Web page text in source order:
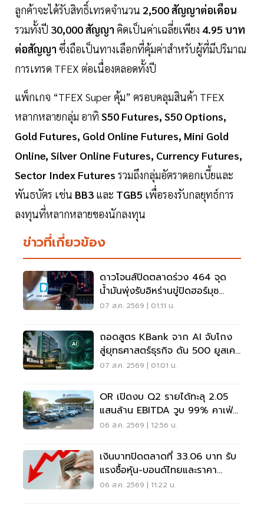
ลูกค้าจะได้รับสิทธิ์เทรดจำนวน 2,500 สัญญาต่อเดือน
รวมทั้งปี 30,000 สัญญา คิดเป็นค่าเฉลี่ยเพียง 4.95 บาท
ต่อสัญญา ซึ่งถือเป็นทางเลือกที่คุ้มค่าสำหรับผู้ที่มีปริมาณ
การเทรด TFEX ต่อเนื่องตลอดทั้งปี
แพ็กเกจ “TFEX Super คุ้ม” ครอบคลุมสินค้า TFEX
หลากหลายกลุ่ม อาทิ S50 Futures, S50 Options,
Gold Futures, Gold Online Futures, Mini Gold
Online, Silver Online Futures, Currency Futures,
Sector Index Futures รวมถึงกลุ่มอัตราดอกเบี้ยและ
พันธบัตร เช่น BB3 และ TGB5 เพื่อรองรับกลยุทธ์การ
ลงทุนที่หลากหลายของนักลงทุน
ข่าวที่เกี่ยวข้อง
ดาวโจนส์ปิดตลาดร่วง 464 จุด
น้ำมันพุ่งรับอิหร่านขู่ปิดฮอร์มุซ
จับตาเฟดขึ้นดอกเบี้ย
07 ส.ค. 2569 | 01:11 น.
ถอดสูตร KBank จาก AI จับโกง
สู่ยุทธศาสตร์ธุรกิจ ดัน 500 ยูสเคส
ใช้จริง
07 ส.ค. 2569 | 01:01 น.
OR เปิดงบ Q2 รายได้ทะลุ 2.05
แสนล้าน EBITDA วูบ 99% คาเฟ่อ
เมซอนขายนิวไฮ 117 ล้านแก้ว
06 ส.ค. 2569 | 12:56 น.
เงินบาทปิดตลาดที่ 33.06 บาท รับ
แรงซื้อหุ้น-บอนด์ไทยและราคา
ทองคำพุ่ง
06 ส.ค. 2569 | 11:22 น.